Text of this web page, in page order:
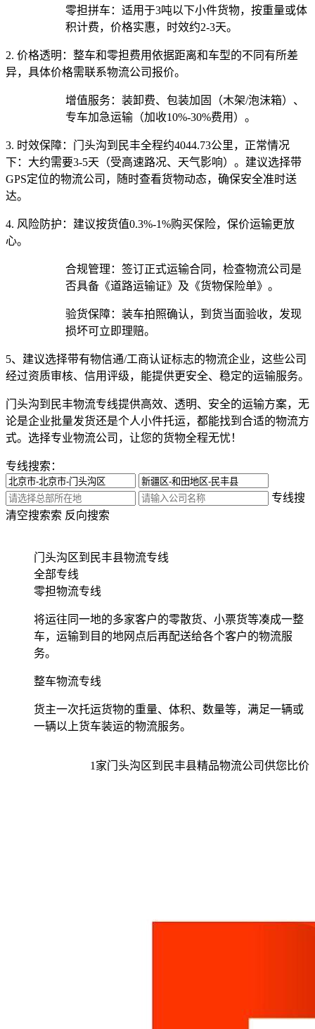
零担拼车：适用于3吨以下小件货物，按重量或体
积计费，价格实惠，时效约2-3天。
2. 价格透明： 整车和零担费用依据距离和车型的不同有所差
异，具体价格需联系物流公司报价。
增值服务：装卸费、包装加固（木架/泡沫箱）、
专车加急运输（加收10%-30%费用）。
3. 时效保障： 门头沟到民丰全程约4044.73公里，正常情况
下：大约需要3-5天（受高速路况、天气影响）。建议选择带
GPS定位的物流公司，随时查看货物动态，确保安全准时送
达。
4. 风险防护： 建议按货值0.3%-1%购买保险，保价运输更放
心。
合规管理：签订正式运输合同，检查物流公司是
否具备《道路运输证》及《货物保险单》。
验货保障：装车拍照确认，到货当面验收，发现
损坏可立即理赔。
5、建议选择带有物信通/工商认证标志的物流企业，这些公司
经过资质审核、信用评级，能提供更安全、稳定的运输服务。
门头沟到民丰物流专线提供高效、透明、安全的运输方案，无
论是企业批量发货还是个人小件托运，都能找到合适的物流方
式。选择专业物流公司，让您的货物全程无忧！
专线搜索：
专线搜
索 反向搜索
清空搜索
门头沟区到民丰县物流专线
全部专线
零担物流专线
将运往同一地的多家客户的零散货、小票货等凑成一整
车，运输到目的地网点后再配送给各个客户的物流服
务。
整车物流专线
货主一次托运货物的重量、体积、数量等，满足一辆或
一辆以上货车装运的物流服务。
1 家门头沟区到民丰县精品物流公司供您比价